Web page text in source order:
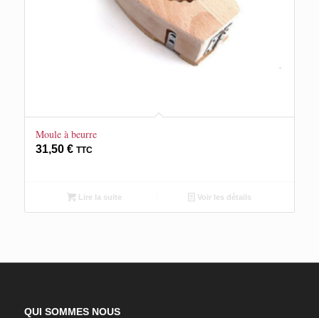
Moule à beurre
31,50 € TTC
Lire la suite Voir les détails
QUI SOMMES NOUS